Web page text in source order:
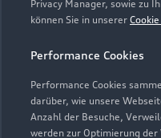
Privacy Manager, sowie zu
können Sie in unserer
Performance Cookies
Performance Cookies
darüber, wie unsere
Anzahl der Besuche,
werden zur Optimierung
Elektromodelle
Neuwagensuche
Gebrauchtwagensuche
Service & Zubehör
Saisonale Angebote
Support